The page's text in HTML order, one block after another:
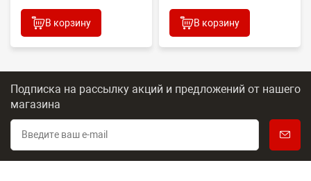
В корзину В корзину
Подписка на рассылку акций и предложений от нашего
магазина